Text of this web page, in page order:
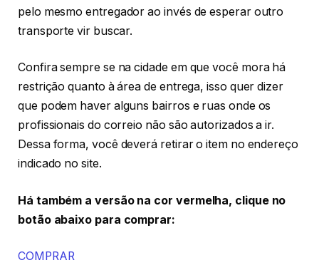
pelo mesmo entregador ao invés de esperar outro
transporte vir buscar.
Confira sempre se na cidade em que você mora há
restrição quanto à área de entrega, isso quer dizer
que podem haver alguns bairros e ruas onde os
profissionais do correio não são autorizados a ir.
Dessa forma, você deverá retirar o item no endereço
indicado no site.
Há também a versão na cor vermelha, clique no
botão abaixo para comprar:
COMPRAR